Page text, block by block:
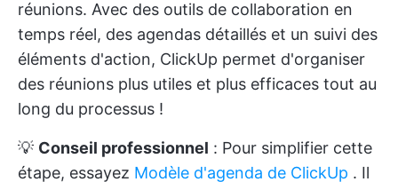
réunions. Avec des outils de collaboration en
temps réel, des agendas détaillés et un suivi des
éléments d'action, ClickUp permet d'organiser
des réunions plus utiles et plus efficaces tout au
long du processus !
💡 Conseil professionnel : Pour simplifier cette
étape, essayez Modèle d'agenda de ClickUp . Il